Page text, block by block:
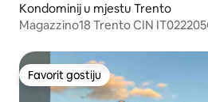
Kondominij u mjestu Trento
Magazzino18 Trento CIN
Favorit gostiju
Favorit gostiju